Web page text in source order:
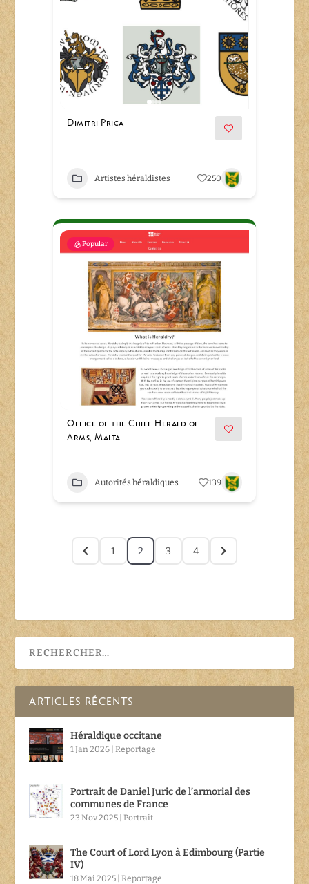
Dimitri Prica
Artistes héraldistes 250
Popular
Office of the Chief Herald of
Arms, Malta
Autorités héraldiques 139
1 2 3 4
ARTICLES RÉCENTS
Héraldique occitane
1 Jan 2026 |Reportage
Portrait de Daniel Juric de l’armorial des
communes de France
23 Nov 2025 |Portrait
The Court of Lord Lyon à Edimbourg (Partie
IV)
18 Mai 2025 |Reportage